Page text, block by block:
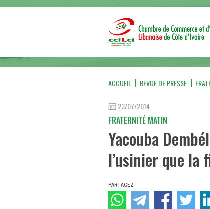
ACCUEIL REVUE DE PRESSE
23/07/2014
FRATERNITÉ MATIN
Yacouba
l’usinier que la
PARTAGEZ